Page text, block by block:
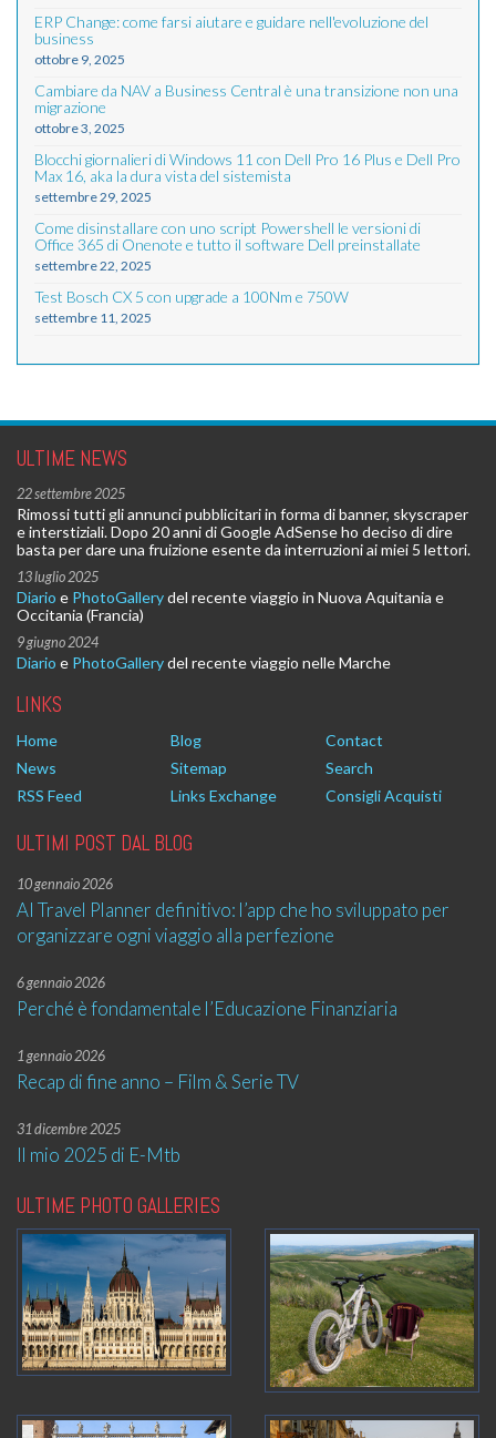
ERP Change: come farsi aiutare e guidare nell'evoluzione del
business
ottobre 9, 2025
Cambiare da NAV a Business Central è una transizione non una
migrazione
ottobre 3, 2025
Blocchi giornalieri di Windows 11 con Dell Pro 16 Plus e Dell Pro
Max 16, aka la dura vista del sistemista
settembre 29, 2025
Come disinstallare con uno script Powershell le versioni di
Office 365 di Onenote e tutto il software Dell preinstallate
settembre 22, 2025
Test Bosch CX 5 con upgrade a 100Nm e 750W
settembre 11, 2025
ULTIME NEWS
22 settembre 2025
Rimossi tutti gli annunci pubblicitari in forma di banner, skyscraper
e interstiziali. Dopo 20 anni di Google AdSense ho deciso di dire
basta per dare una fruizione esente da interruzioni ai miei 5 lettori.
13 luglio 2025
Diario e PhotoGallerydel recente viaggio in Nuova Aquitania e
Occitania (Francia)
9 giugno 2024
Diario e PhotoGallerydel recente viaggio nelle Marche
LINKS
Home Blog
Contact
News
Sitemap
Search
RSS Feed
Links Exchange Consigli Acquisti
ULTIMI POST DAL BLOG
10 gennaio 2026
AI Travel Planner definitivo: l’app che ho sviluppato per
organizzare ogni viaggio alla perfezione
6 gennaio 2026
Perché è fondamentale l’Educazione Finanziaria
1 gennaio 2026
Recap di fine anno – Film & Serie TV
31 dicembre 2025
Il mio 2025 di E-Mtb
ULTIME PHOTO GALLERIES